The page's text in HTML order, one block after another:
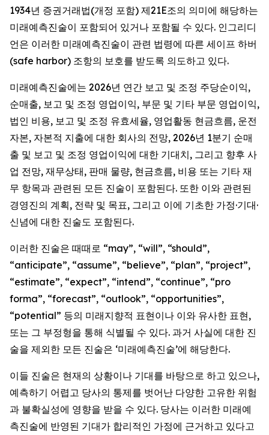
1934년 증권거래법(개정 포함) 제21E조의 의미에 해당하는
미래예측진술이 포함되어 있거나 포함될 수 있다. 인그리디
언은 이러한 미래예측진술이 관련 법령에 따른 세이프 하버
(safe harbor) 조항의 보호를 받도록 의도하고 있다.
미래예측진술에는 2026년 연간 보고 및 조정 주당순이익,
순매출, 보고 및 조정 영업이익, 부문 및 기타 부문 영업이익,
법인 비용, 보고 및 조정 유효세율, 영업활동 현금흐름, 운전
자본, 자본적 지출에 대한 회사의 전망, 2026년 1분기 순매
출 및 보고 및 조정 영업이익에 대한 기대치, 그리고 향후 사
업 전망, 재무상태, 판매 물량, 현금흐름, 비용 또는 기타 재
무 항목과 관련된 모든 진술이 포함된다. 또한 이와 관련된
경영진의 계획, 전략 및 목표, 그리고 이에 기초한 가정·기대·
신념에 대한 진술도 포함된다.
이러한 진술은 때때로 “may”, “will”, “should”,
“anticipate”, “assume”, “believe”, “plan”, “project”,
“estimate”, “expect”, “intend”, “continue”, “pro
forma”, “forecast”, “outlook”, “opportunities”,
“potential” 등의 미래지향적 표현이나 이와 유사한 표현,
또는 그 부정형을 통해 식별될 수 있다. 과거 사실에 대한 진
술을 제외한 모든 진술은 ‘미래예측진술’에 해당한다.
이들 진술은 현재의 상황이나 기대를 바탕으로 하고 있으나,
예측하기 어렵고 당사의 통제를 벗어난 다양한 고유한 위험
과 불확실성에 영향을 받을 수 있다. 당사는 이러한 미래예
측진술에 반영된 기대가 합리적인 가정에 근거하고 있다고